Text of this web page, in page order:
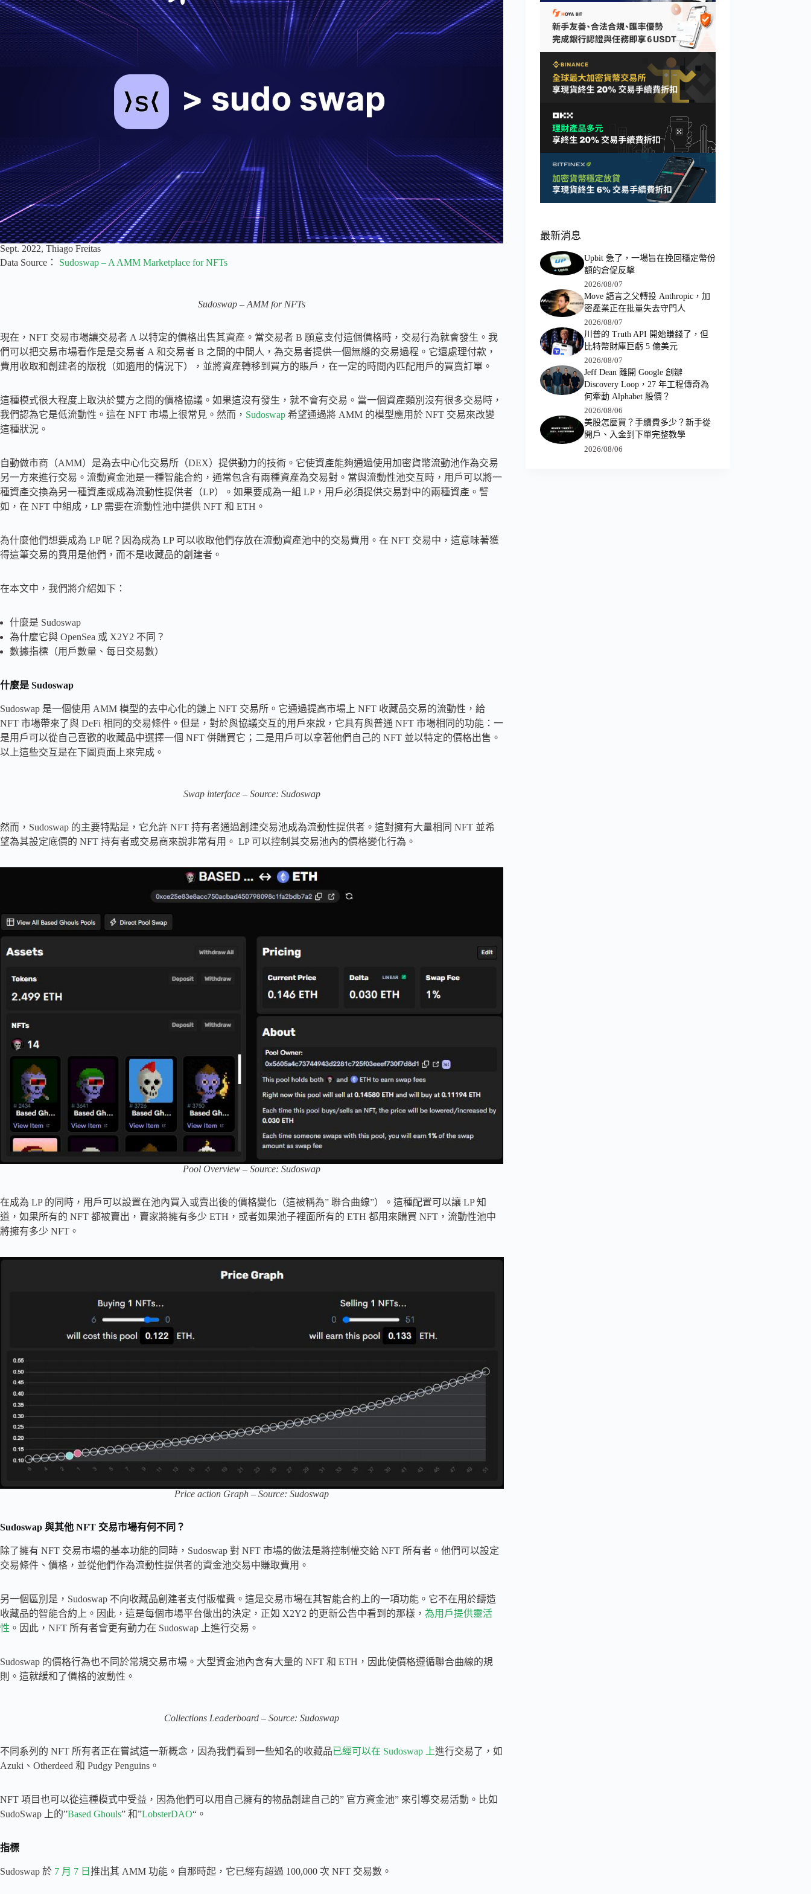
Sept. 2022, Thiago Freitas
Data Source： Sudoswap – A AMM Marketplace for NFTs
Sudoswap – AMM for NFTs
現在，NFT 交易市場讓交易者 A 以特定的價格出售其資產。當交易者 B 願意支付這個價格時，交易行為就會發生。我
們可以把交易市場看作是是交易者 A 和交易者 B 之間的中間人，為交易者提供一個無縫的交易過程。它還處理付款，
費用收取和創建者的版稅（如適用的情況下），並將資產轉移到買方的賬戶，在一定的時間內匹配用戶的買賣訂單。
這種模式很大程度上取決於雙方之間的價格協議。如果這沒有發生，就不會有交易。當一個資產類別沒有很多交易時，
我們認為它是低流動性。這在 NFT 市場上很常見。然而， Sudoswap 希望通過將 AMM 的模型應用於 NFT 交易來改變
這種狀況。
自動做市商（AMM）是為去中心化交易所（DEX）提供動力的技術。它使資產能夠通過使用加密貨幣流動池作為交易
另一方來進行交易。流動資金池是一種智能合約，通常包含有兩種資產為交易對。當與流動性池交互時，用戶可以將一
種資產交換為另一種資產或成為流動性提供者（LP）。如果要成為一組 LP，用戶必須提供交易對中的兩種資產。譬
如，在 NFT 中組成，LP 需要在流動性池中提供 NFT 和 ETH。
為什麼他們想要成為 LP 呢？因為成為 LP 可以收取他們存放在流動資產池中的交易費用。在 NFT 交易中，這意味著獲
得這筆交易的費用是他們，而不是收藏品的創建者。
在本文中，我們將介紹如下：
什麼是 Sudoswap
為什麼它與 OpenSea 或 X2Y2 不同？
數據指標（用戶數量、每日交易數）
什麼是 Sudoswap
Sudoswap 是一個使用 AMM 模型的去中心化的鏈上 NFT 交易所。它通過提高市場上 NFT 收藏品交易的流動性，給
NFT 市場帶來了與 DeFi 相同的交易條件。但是，對於與協議交互的用戶來說，它具有與普通 NFT 市場相同的功能：一
是用戶可以從自己喜歡的收藏品中選擇一個 NFT 併購買它；二是用戶可以拿著他們自己的 NFT 並以特定的價格出售。
以上這些交互是在下圖頁面上來完成。
Swap interface – Source: Sudoswap
然而，Sudoswap 的主要特點是，它允許 NFT 持有者通過創建交易池成為流動性提供者。這對擁有大量相同 NFT 並希
望為其設定底價的 NFT 持有者或交易商來說非常有用。 LP 可以控制其交易池內的價格變化行為。
Pool Overview – Source: Sudoswap
在成為 LP 的同時，用戶可以設置在池內買入或賣出後的價格變化（這被稱為” 聯合曲線”）。這種配置可以讓 LP 知
道，如果所有的 NFT 都被賣出，賣家將擁有多少 ETH，或者如果池子裡面所有的 ETH 都用來購買 NFT，流動性池中
將擁有多少 NFT。
Price action Graph – Source: Sudoswap
Sudoswap 與其他 NFT 交易市場有何不同？
除了擁有 NFT 交易市場的基本功能的同時，Sudoswap 對 NFT 市場的做法是將控制權交給 NFT 所有者。他們可以設定
交易條件、價格，並從他們作為流動性提供者的資金池交易中賺取費用。
另一個區別是，Sudoswap 不向收藏品創建者支付版權費。這是交易市場在其智能合約上的一項功能。它不在用於鑄造
收藏品的智能合約上。因此，這是每個市場平台做出的決定，正如 X2Y2 的更新公告中看到的那樣， 為用戶提供靈活
性 。因此，NFT 所有者會更有動力在 Sudoswap 上進行交易。
Sudoswap 的價格行為也不同於常規交易市場。大型資金池內含有大量的 NFT 和 ETH，因此使價格遵循聯合曲線的規
則。這就緩和了價格的波動性。
Collections Leaderboard – Source: Sudoswap
不同系列的 NFT 所有者正在嘗試這一新概念，因為我們看到一些知名的收藏品已經可以在 Sudoswap 上進行交易了，如
Azuki、Otherdeed 和 Pudgy Penguins。
NFT 項目也可以從這種模式中受益，因為他們可以用自己擁有的物品創建自己的” 官方資金池” 來引導交易活動。比如
SudoSwap 上的”Based Ghouls” 和”LobsterDAO“。
指標
Sudoswap 於 7 月 7 日 推出其 AMM 功能。自那時起，它已經有超過 100,000 次 NFT 交易數。
最新消息
Upbit 急了，一場旨在挽回穩定幣份
額的倉促反擊
2026/08/07
Move 語言之父轉投 Anthropic，加
密產業正在批量失去守門人
2026/08/07
川普的 Truth API 開始賺錢了，但
比特幣財庫巨虧 5 億美元
2026/08/07
Jeff Dean 離開 Google 創辦
Discovery Loop，27 年工程傳奇為
何牽動 Alphabet 股價？
2026/08/06
美股怎麼買？手續費多少？新手從
開戶、入金到下單完整教學
2026/08/06